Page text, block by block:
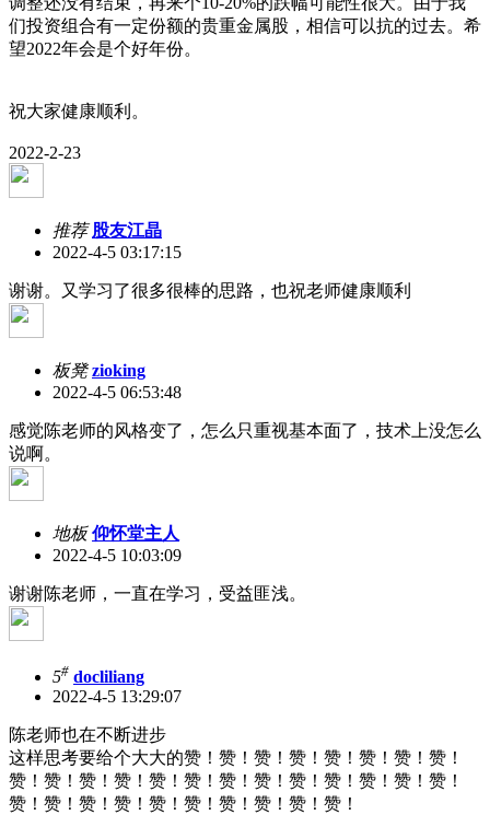
们投资组合有一定份额的贵重金属股，相信可以抗的过去。希
望2022年会是个好年份。
祝大家健康顺利。
2022-2-23
推荐股友江晶
2022-4-5 03:17:15
谢谢。又学习了很多很棒的思路，也祝老师健康顺利
板凳 zioking
2022-4-5 06:53:48
感觉陈老师的风格变了，怎么只重视基本面了，技术上没怎么
说啊。
地板 仰怀堂主人
2022-4-5 10:03:09
谢谢陈老师，一直在学习，受益匪浅。
5# docliliang
2022-4-5 13:29:07
陈老师也在不断进步
这样思考要给个大大的赞！赞！赞！赞！赞！赞！赞！赞！
赞！赞！赞！赞！赞！赞！赞！赞！赞！赞！赞！赞！赞！
赞！赞！赞！赞！赞！赞！赞！赞！赞！赞！